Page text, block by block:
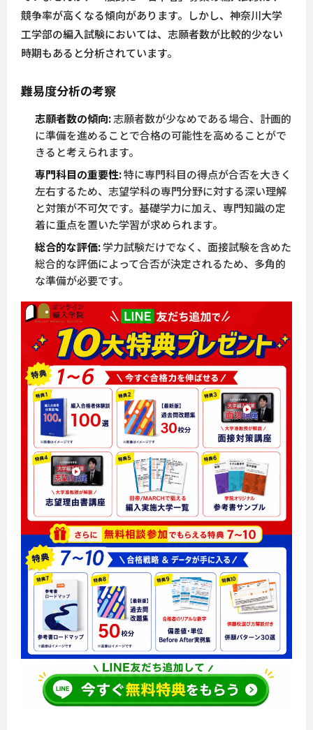
競争率が高くなる傾向があります。しかし、神奈川大学
工学部の編入試験においては、志願者数が比較的少ない
時期もあると分析されています。
難易度分析の考察
志願者数の傾向:志願者数が少なめである場合、計画的
に準備を進めることで合格の可能性を高めることがで
きると考えられます。
専門科目の重要性:特に専門科目の得点が合否を大きく
左右するため、志望学科の専門分野に対する深い理解
と対策が不可欠です。基礎学力に加え、専門知識の定
着に重点を置いた学習が求められます。
総合的な評価:学力試験だけでなく、面接試験を含めた
総合的な評価によって合否が決定されるため、多角的
な準備が必要です。